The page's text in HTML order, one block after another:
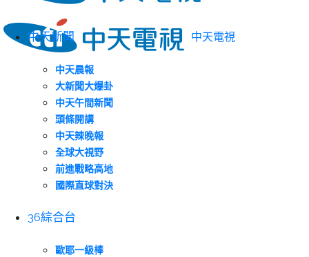
中天電視
中天新聞
中天晨報
大新聞大爆卦
中天午間新聞
頭條開講
中天辣晚報
全球大視野
前進戰略高地
國際直球對決
36綜合台
歐耶一級棒